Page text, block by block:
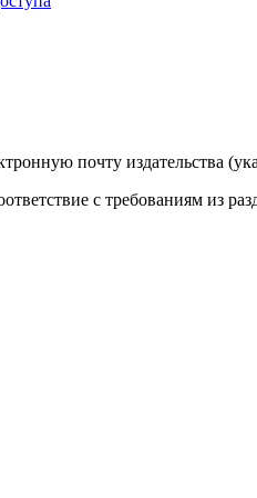
почту издательства
с требованиям из